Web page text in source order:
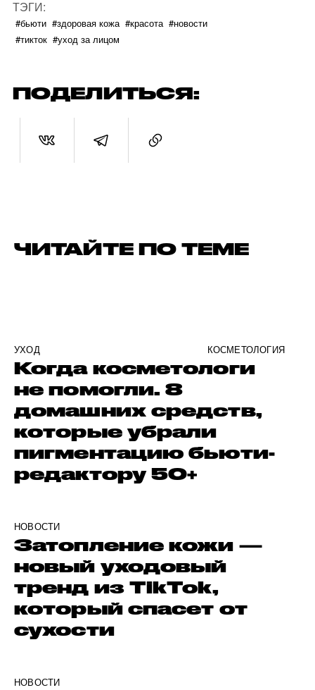
ТЭГИ:
#бьюти #здоровая кожа #красота #новости
#тикток #уход за лицом
ПОДЕЛИТЬСЯ:
ЧИТАЙТЕ ПО ТЕМЕ
УХОД КОСМЕТОЛОГИЯ
Когда косметологи
не помогли. 8
домашних средств,
которые убрали
пигментацию бьюти-
редактору 50+
НОВОСТИ
Затопление кожи —
новый уходовый
тренд из TikTok,
который спасет от
сухости
НОВОСТИ